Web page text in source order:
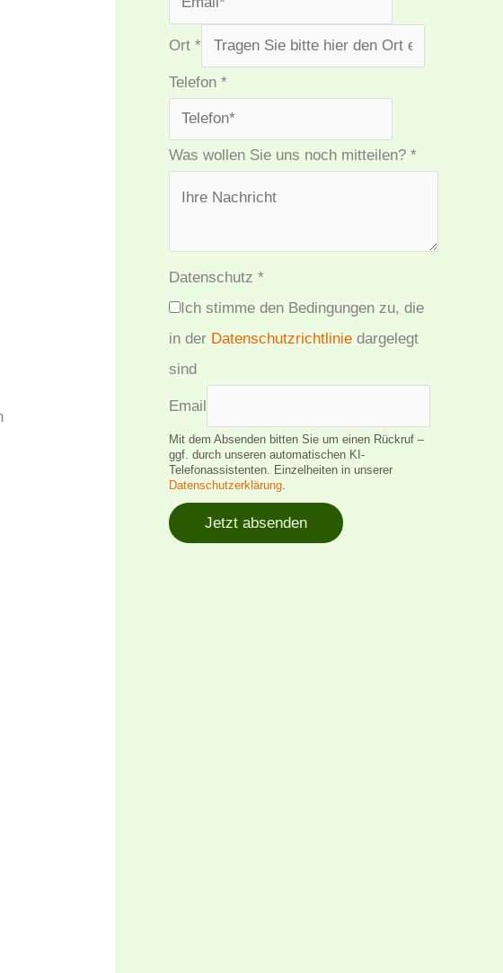
Ort *
Telefon *
Was wollen Sie uns noch mitteilen? *
Datenschutz *
Ich stimme den Bedingungen zu, die
in der Datenschutzrichtlinie dargelegt
sind
Email
Mit dem Absenden bitten Sie um einen Rückruf –
ggf. durch unseren automatischen KI-
Telefonassistenten. Einzelheiten in unserer
Datenschutzerklärung.
Jetzt absenden